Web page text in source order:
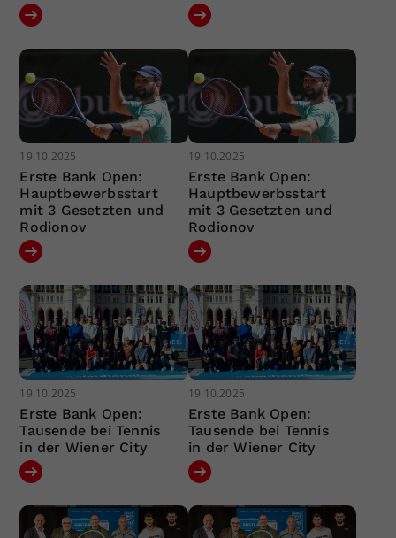
19.10.2025
Erste Bank Open:
Hauptbewerbsstart
mit 3 Gesetzten und
Rodionov
19.10.2025
Erste Bank Open:
Hauptbewerbsstart
mit 3 Gesetzten und
Rodionov
19.10.2025
Erste Bank Open:
Tausende bei Tennis
in der Wiener City
19.10.2025
Erste Bank Open:
Tausende bei Tennis
in der Wiener City